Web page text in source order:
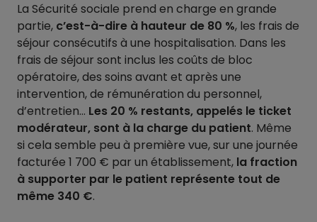
La Sécurité sociale prend en charge en grande
partie, c’est-à-dire à hauteur de 80 %, les frais de
séjour consécutifs à une hospitalisation. Dans les
frais de séjour sont inclus les coûts de bloc
opératoire, des soins avant et après une
intervention, de rémunération du personnel,
d’entretien… Les 20 % restants, appelés le ticket
modérateur, sont à la charge du patient. Même
si cela semble peu à première vue, sur une journée
facturée 1 700 € par un établissement, la fraction
à supporter par le patient représente tout de
même 340 €.